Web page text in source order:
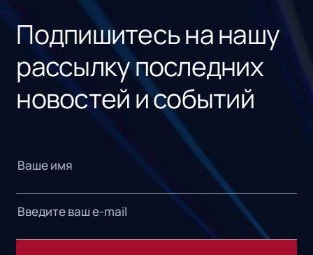
Подпишитесь на нашу
рассылку последних
новостей и событий